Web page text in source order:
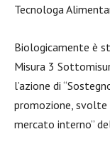
Tecnologa
Biologicamente è
Misura 3
l’azione di
promozione,
mercato interno”